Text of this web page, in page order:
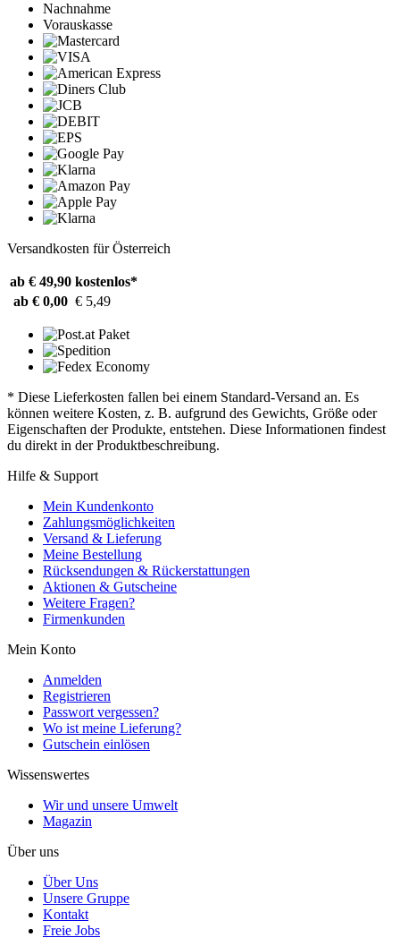
Nachnahme
Vorauskasse
Versandkosten für Österreich
ab € 49,90 kostenlos*
ab € 0,00 € 5,49
* Diese Lieferkosten fallen bei einem Standard-Versand an. Es
können weitere Kosten, z. B. aufgrund des Gewichts, Größe oder
Eigenschaften der Produkte, entstehen. Diese Informationen findest
du direkt in der Produktbeschreibung.
Hilfe & Support
Mein Kundenkonto
Zahlungsmöglichkeiten
Versand & Lieferung
Meine Bestellung
Rücksendungen & Rückerstattungen
Aktionen & Gutscheine
Weitere Fragen?
Firmenkunden
Mein Konto
Anmelden
Registrieren
Passwort vergessen?
Wo ist meine Lieferung?
Gutschein einlösen
Wissenswertes
Wir und unsere Umwelt
Magazin
Über uns
Über Uns
Unsere Gruppe
Kontakt
Freie Jobs